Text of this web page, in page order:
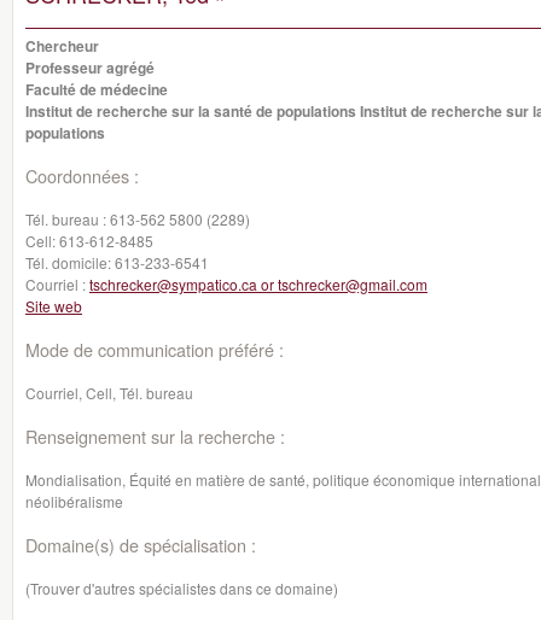
Chercheur
Professeur agrégé
Faculté de médecine
Institut de recherche sur la santé de populations Institut de recherche sur
populations
Coordonnées :
Tél. bureau :613-562 5800 (2289)
Cell:613-612-8485
Tél. domicile:613-233-6541
Courriel :tschrecker@sympatico.ca or tschrecker@gmail.com
Site web
Mode de communication préféré :
Courriel, Cell, Tél. bureau
Renseignement sur la recherche :
Mondialisation, Équité en matière de santé, politique économique
néolibéralisme
Domaine(s) de spécialisation :
(Trouver d'autres spécialistes dans ce domaine)